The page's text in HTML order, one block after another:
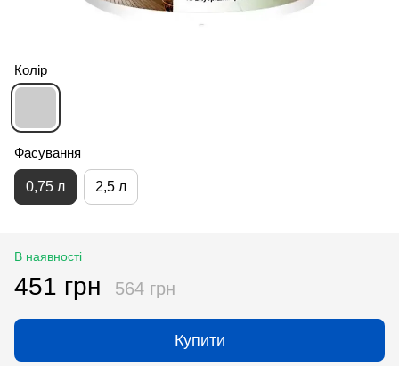
Колір
Фасування
0,75 л 2,5 л
В наявності
451 грн 564 грн
Купити